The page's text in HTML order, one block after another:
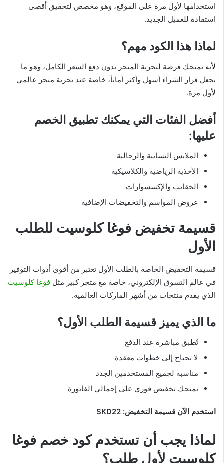
استخدامها لأول مرة على الموقع، وهو مخصص لتحقيق أقصى
استفادة للعميل الجديد.
لماذا هذا الكود مهم؟
لأنه يمنحك فرصة لتجربة المتجر بدون دفع السعر الكامل، وهو ما
يجعل قرار الشراء أسهل وأكثر أماناً، خاصة عند تجربة متجر عالمي
لأول مرة.
أفضل الفئات التي يمكنك تطبيق الخصم
عليها:
الملابس النسائية والرجالية
الأحذية الرياضية والكلاسيكية
الحقائب والإكسسوارات
عروض المواسم والتخفيضات الإضافية
قسيمة تخفيض فوغا كلوسيت للطلب
الأول
قسيمة التخفيض الخاصة بالطلب الأول تعتبر من أقوى أدوات التوفير
في عالم التسوق الإلكتروني، خاصة مع متجر كبير مثل فوغا كلوسيت
الذي يقدم منتجات من أشهر الماركات العالمية.
ما الذي يميز قسيمة الطلب الأول؟
تُطبق مباشرة عند الدفع
لا تحتاج إلى خطوات معقدة
مناسبة لجميع المستخدمين الجدد
تمنحك تخفيض فوري على إجمالي الفاتورة
استخدم الآن قسيمة التخفيض: SKD22
لماذا يجب أن تستخدم كود خصم فوغا
كلوسيت لأول طلب؟